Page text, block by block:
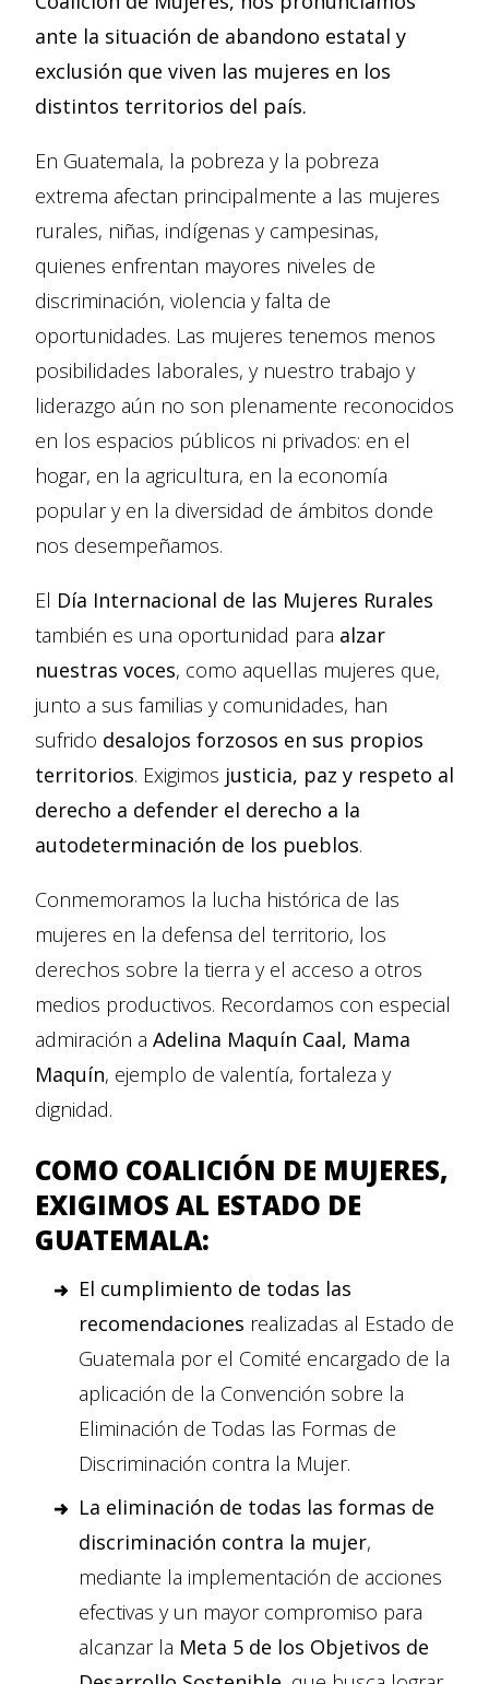
ante la situación de abandono estatal y
exclusión que viven las mujeres en los
distintos territorios del país.
En Guatemala, la pobreza y la pobreza
extrema afectan principalmente a las mujeres
rurales, niñas, indígenas y campesinas,
quienes enfrentan mayores niveles de
discriminación, violencia y falta de
oportunidades. Las mujeres tenemos menos
posibilidades laborales, y nuestro trabajo y
liderazgo aún no son plenamente reconocidos
en los espacios públicos ni privados: en el
hogar, en la agricultura, en la economía
popular y en la diversidad de ámbitos donde
nos desempeñamos.
El Día Internacional de las Mujeres Rurales
también es una oportunidad para alzar
nuestras voces, como aquellas mujeres que,
junto a sus familias y comunidades, han
sufrido desalojos forzosos en sus propios
territorios. Exigimos justicia, paz y respeto al
derecho a defender el derecho a la
autodeterminación de los pueblos.
Conmemoramos la lucha histórica de las
mujeres en la defensa del territorio, los
derechos sobre la tierra y el acceso a otros
medios productivos. Recordamos con especial
admiración a Adelina Maquín Caal, Mama
Maquín, ejemplo de valentía, fortaleza y
dignidad.
COMO COALICIÓN DE MUJERES,
EXIGIMOS AL ESTADO DE
GUATEMALA:
El cumplimiento de todas las
recomendaciones realizadas al Estado de
Guatemala por el Comité encargado de la
aplicación de la Convención sobre la
Eliminación de Todas las Formas de
Discriminación contra la Mujer.
La eliminación de todas las formas de
discriminación contra la mujer,
mediante la implementación de acciones
efectivas y un mayor compromiso para
alcanzar la Meta 5 de los Objetivos de